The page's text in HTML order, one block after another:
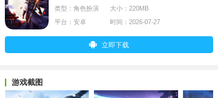
类型： 角色扮演 大小： 220MB
平台： 安卓 时间： 2026-07-27
立即下载
游戏截图